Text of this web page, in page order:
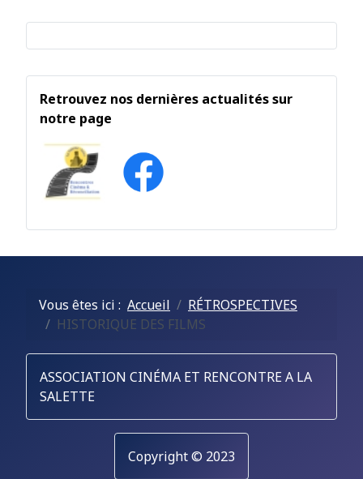
Retrouvez nos dernières actualités sur
notre page
Vous êtes ici : Accueil
RÉTROSPECTIVES
HISTORIQUE DES FILMS
ASSOCIATION CINÉMA ET RENCONTRE A LA
SALETTE
Copyright © 2023